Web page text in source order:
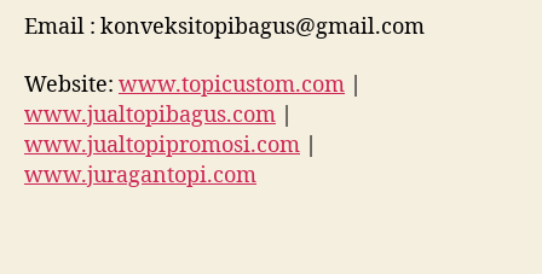
Email : konveksitopibagus@gmail.com
Website: www.topicustom.com |
www.jualtopibagus.com |
www.jualtopipromosi.com |
www.juragantopi.com